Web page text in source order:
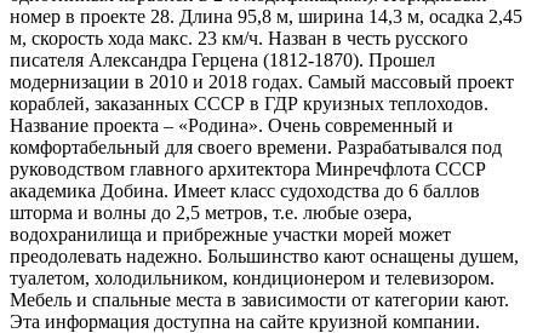
номер в проекте 28. Длина 95,8 м, ширина 14,3 м, осадка 2,45
м, скорость хода макс. 23 км/ч. Назван в честь русского
писателя Александра Герцена (1812-1870). Прошел
модернизации в 2010 и 2018 годах. Самый массовый проект
кораблей, заказанных СССР в ГДР круизных теплоходов.
Название проекта – «Родина». Очень современный и
комфортабельный для своего времени. Разрабатывался под
руководством главного архитектора Минречфлота СССР
академика Добина. Имеет класс судоходства до 6 баллов
шторма и волны до 2,5 метров, т.е. любые озера,
водохранилища и прибрежные участки морей может
преодолевать надежно. Большинство кают оснащены душем,
туалетом, холодильником, кондиционером и телевизором.
Мебель и спальные места в зависимости от категории кают.
Эта информация доступна на сайте круизной компании.